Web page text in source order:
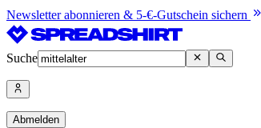
Newsletter abonnieren & 5-€-Gutschein sichern
Suche
Abmelden